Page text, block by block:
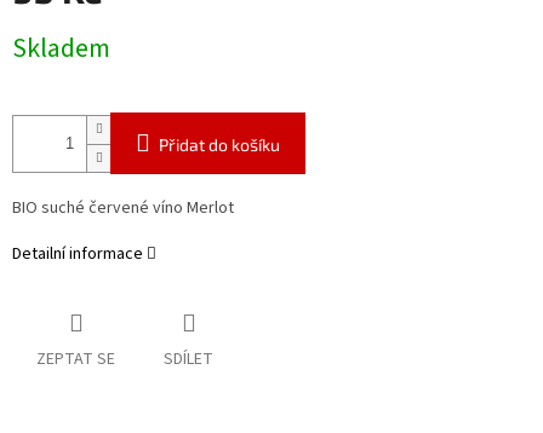
cena:
Skladem
Přidat do košíku
BIO suché červené víno Merlot
Detailní informace
ZEPTAT SE SDÍLET